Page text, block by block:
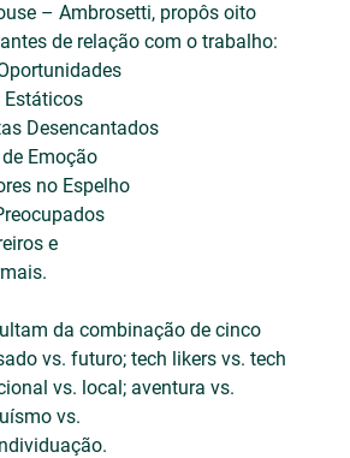
– Ambrosetti, propôs oito
de relação com o trabalho:
Oportunidades
Estáticos
Desencantados
de Emoção
no Espelho
Preocupados
e
da combinação de cinco
vs. futuro; tech likers vs. tech
vs. local; aventura vs.
vs.